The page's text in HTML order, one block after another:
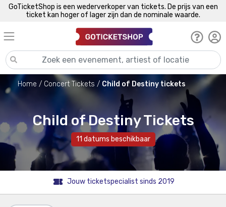
GoTicketShop is een wederverkoper van tickets. De prijs van een
ticket kan hoger of lager zijn dan de nominale waarde.
Home Concert Tickets Child of Destiny tickets
Child of Destiny Tickets
11 datums beschikbaar
Jouw ticketspecialist sinds 2019